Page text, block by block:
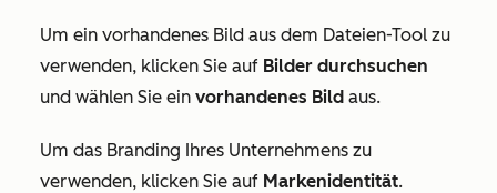
Um ein vorhandenes Bild aus dem Dateien-Tool zu
verwenden, klicken Sie auf Bilder durchsuchen
und wählen Sie ein vorhandenes Bild aus.
Um das Branding Ihres Unternehmens zu
verwenden, klicken Sie auf Markenidentität.